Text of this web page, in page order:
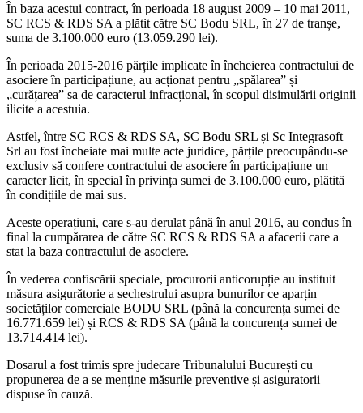
În baza acestui contract, în perioada 18 august 2009 – 10 mai 2011,
SC RCS & RDS SA a plătit către SC Bodu SRL, în 27 de tranșe,
suma de 3.100.000 euro (13.059.290 lei).
În perioada 2015-2016 părțile implicate în încheierea contractului de
asociere în participațiune, au acționat pentru „spălarea” și
„curățarea” sa de caracterul infracțional, în scopul disimulării originii
ilicite a acestuia.
Astfel, între SC RCS & RDS SA, SC Bodu SRL și Sc Integrasoft
Srl au fost încheiate mai multe acte juridice, părțile preocupându-se
exclusiv să confere contractului de asociere în participațiune un
caracter licit, în special în privința sumei de 3.100.000 euro, plătită
în condițiile de mai sus.
Aceste operațiuni, care s-au derulat până în anul 2016, au condus în
final la cumpărarea de către SC RCS & RDS SA a afacerii care a
stat la baza contractului de asociere.
În vederea confiscării speciale, procurorii anticorupție au instituit
măsura asigurătorie a sechestrului asupra bunurilor ce aparțin
societăților comerciale BODU SRL (până la concurența sumei de
16.771.659 lei) și RCS & RDS SA (până la concurența sumei de
13.714.414 lei).
Dosarul a fost trimis spre judecare Tribunalului București cu
propunerea de a se menține măsurile preventive și asiguratorii
dispuse în cauză.